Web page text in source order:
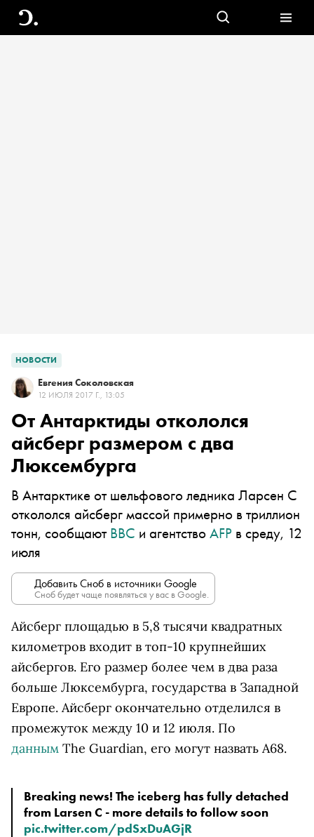
НОВОСТИ
Евгения Соколовская
12 ИЮЛЯ 2017 Г., 13:05
От Антарктиды откололся
айсберг размером с два
Люксембурга
В Антарктике от шельфового ледника Ларсен С
откололся айсберг массой примерно в триллион
тонн, сообщаютВВС и агентствоAFP в среду, 12
июля
Добавить Сноб в источники Google
Сноб будет чаще появляться у вас в Google.
Айсберг площадью в 5,8 тысячи квадратных
километров входит в топ-10 крупнейших
айсбергов. Его размер более чем в два раза
больше Люксембурга, государства в Западной
Европе. Айсберг окончательно отделился в
промежуток между 10 и 12 июля. По
данным The Guardian, его могут назвать A68.
Breaking news! The iceberg has fully detached
pic.twitter.com/pdSxDuAGjR